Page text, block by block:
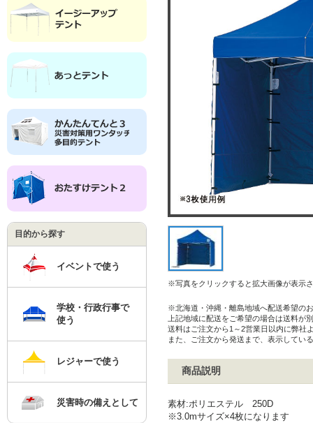
目的から探す
イベントで使う
学校・行政行事で
使う
レジャーで使う
災害時の備えとして
※写真をクリックすると拡大画像が表示
※北海道・沖縄・離島地域へ配送希望の
上記地域に配送をご希望の場合は送料が
送料はご注文から1～2営業日以内に弊社
また、ご注文から発送まで、表示してい
商品説明
素材:ポリエステル 250D
※3.0mサイズ×4枚になります